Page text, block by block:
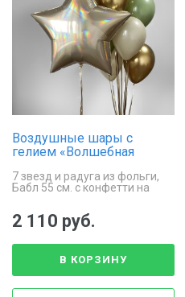
Воздушные шары с
гелием «Волшебная
7 звезд и радуга из фольги,
Бабл 55 см. с конфетти на
2 110 руб.
В КОРЗИНУ